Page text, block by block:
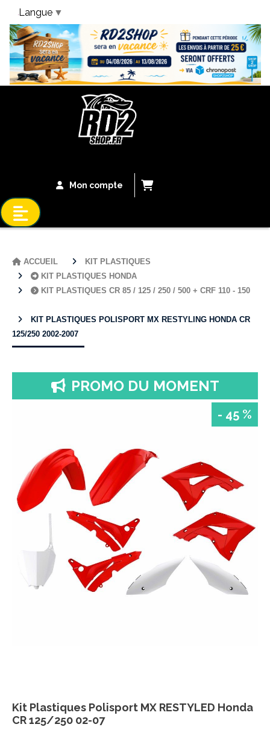
Bandeau Vacances
Mon compte
ACCUEIL
KIT PLASTIQUES
KIT PLASTIQUES HONDA
KIT PLASTIQUES CR 85 / 125 / 250 / 500 + CRF 110 - 150
KIT PLASTIQUES POLISPORT MX RESTYLING HONDA CR
125/250 2002-2007
- 45 %
PROMO DU MOMENT
Kit Plastiques Polisport MX RESTYLED Honda
CR 125/250 02-07
Langue ▼